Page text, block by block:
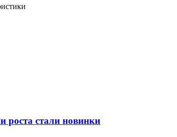
роста стали новинки